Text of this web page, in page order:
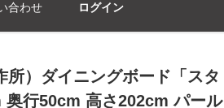
合わせ ログイン
所）ダイニングボード「スタ
奥行50cm 高さ202cm パール